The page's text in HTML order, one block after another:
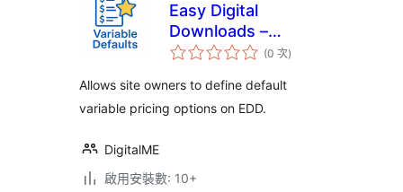
Easy Digital
Downloads –
Variable Defaults
(0 次評
分)
Allows site owners to define default
variable pricing options on EDD.
DigitalME
啟用安裝數: 10+